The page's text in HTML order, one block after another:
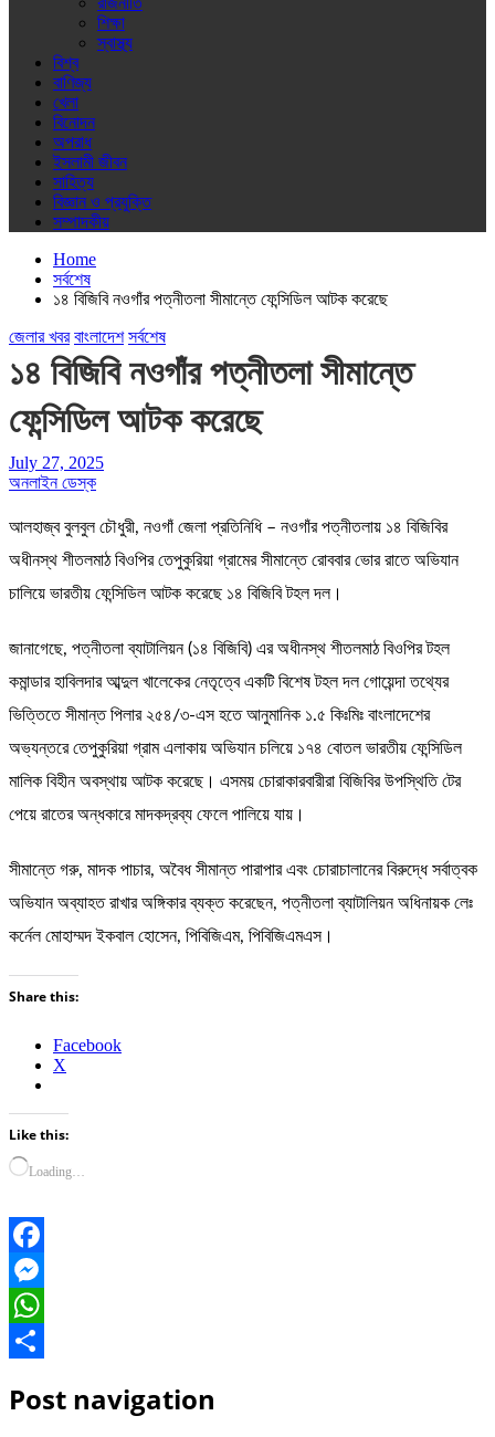
শিক্ষা
স্বাস্থ্য
বিশ্ব
বাণিজ্য
খেলা
বিনোদন
অপরাধ
ইসলামী জীবন
সাহিত্য
বিজ্ঞান ও প্রযুক্তি
সম্পাদকীয়
Home
সর্বশেষ
১৪ বিজিবি নওগাঁর পত্নীতলা সীমান্তে ফেন্সিডিল আটক করেছে
জেলার খবর বাংলাদেশ সর্বশেষ
১৪ বিজিবি নওগাঁর পত্নীতলা সীমান্তে
ফেন্সিডিল আটক করেছে
July 27, 2025
অনলাইন ডেস্ক
আলহাজ্ব বুলবুল চৌধুরী, নওগাঁ জেলা প্রতিনিধি – নওগাঁর পত্নীতলায় ১৪ বিজিবির
অধীনস্থ শীতলমাঠ বিওপির তেপুকুরিয়া গ্রামের সীমান্তে রোববার ভোর রাতে অভিযান
চালিয়ে ভারতীয় ফেন্সিডিল আটক করেছে ১৪ বিজিবি টহল দল।
জানাগেছে, পত্নীতলা ব্যাটালিয়ন (১৪ বিজিবি) এর অধীনস্থ শীতলমাঠ বিওপির টহল
কমান্ডার হাবিলদার আব্দুল খালেকের নেতৃত্বে একটি বিশেষ টহল দল গোয়েন্দা তথ্যের
ভিত্তিতে সীমান্ত পিলার ২৫৪/৩-এস হতে আনুমানিক ১.৫ কিঃমিঃ বাংলাদেশের
অভ্যন্তরে তেপুকুরিয়া গ্রাম এলাকায় অভিযান চলিয়ে ১৭৪ বোতল ভারতীয় ফেন্সিডিল
মালিক বিহীন অবস্থায় আটক করেছে। এসময় চোরাকারবারীরা বিজিবির উপস্থিতি টের
পেয়ে রাতের অন্ধকারে মাদকদ্রব্য ফেলে পালিয়ে যায়।
সীমান্তে গরু, মাদক পাচার, অবৈধ সীমান্ত পারাপার এবং চোরাচালানের বিরুদ্ধে সর্বাত্বক
অভিযান অব্যাহত রাখার অঙ্গিকার ব্যক্ত করেছেন, পত্নীতলা ব্যাটালিয়ন অধিনায়ক লেঃ
কর্নেল মোহাম্মদ ইকবাল হোসেন, পিবিজিএম, পিবিজিএমএস।
Share this:
Facebook
X
Like this:
Loading…
Facebook
Messenger
WhatsApp
Post navigation